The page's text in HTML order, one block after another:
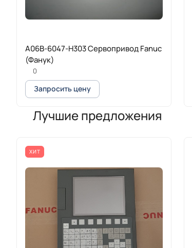
A06B-6047-H303 Сервопривод Fanuc
(Фанук)
0
Запросить цену
Лучшие предложения
ХИТ